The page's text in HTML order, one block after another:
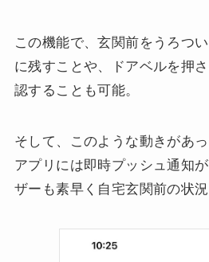
この機能で、玄関前をうろつ
に残すことや、ドアベルを押
認することも可能。
そして、このような動きがあ
アプリには即時プッシュ通知
ザーも素早く自宅玄関前の状況